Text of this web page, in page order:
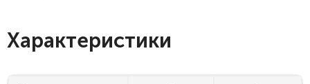
Характеристики